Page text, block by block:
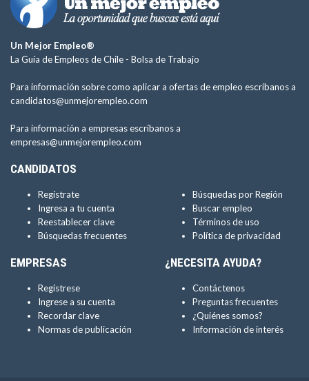
Un Mejor Empleo®
La Guía de Empleos de Chile - Bolsa de Trabajo
Para información sobre como aplicar a ofertas de empleo escríbanos a
candidatos@unmejorempleo.com
Para información a empresas escríbanos a
empresas@unmejorempleo.com
CANDIDATOS
Regístrate
Ingresa a tu cuenta
Reestablecer clave
Búsquedas frecuentes
Búsquedas por Región
Buscar empleo
Términos de uso
Política de privacidad
EMPRESAS
Regístrese
Ingrese a su cuenta
Recordar clave
Normas de publicación
¿NECESITA AYUDA?
Contáctenos
Preguntas frecuentes
¿Quiénes somos?
Información de interés